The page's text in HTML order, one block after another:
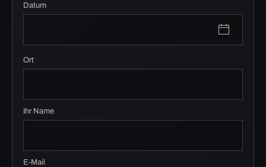
Datum
Ort
Ihr Name
E-Mail